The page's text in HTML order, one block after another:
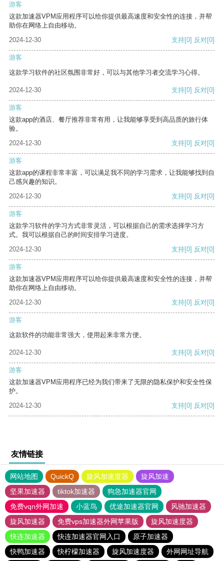
游客
这款加速器VPM应用程序可以给你提供最高速度和安全性的连接，并帮
助你在网络上自由移动。
2024-12-30
支持[0] 反对[0]
游客
这款学习软件的社区氛围非常好，可以与其他学习者交流学习心得。
2024-12-30 支持[0] 反对[0]
游客
这款app的酒店、餐厅推荐非常有用，让我能够享受到高品质的旅行体
验。
2024-12-30
支持[0] 反对[0]
游客
这款app的课程非常丰富，可以满足我不同的学习需求，让我能够找到自
己感兴趣的知识。
2024-12-30
支持[0] 反对[0]
游客
这款学习软件的学习方式非常灵活，可以根据自己的需求选择学习方
式。我可以根据自己的时间安排学习进度。
2024-12-30
支持[0] 反对[0]
游客
这款加速器VPM应用程序可以给你提供最高速度和安全性的连接，并帮
助你在网络上自由移动。
2024-12-30
支持[0] 反对[0]
游客
这款软件的功能非常强大，使用起来非常方便。
2024-12-30 支持[0] 反对[0]
游客
这款加速器VPM应用程序已经为我们带来了无限的隐私保护和安全性保
护。
2024-12-30
支持[0] 反对[0]
友情链接
网站地图 QuickQ 旋风加速度器
旋风加速
坚果加速器
tiktok加速器
狗急加速器官网
免费vqn外网加速
小蓝鸟 优途加速器官网
风驰加速器
旋风加速器
免费vps加速器外网苹果版
旋风加速度器
快连加速器
快连加速器官网入口
原子加速器
快鸭加速器
快柠檬加速器 旋风加速度器 外网网址导航